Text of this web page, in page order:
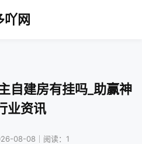
吖网
自建房有挂吗_助赢神
业资讯
08-08｜阅读：1